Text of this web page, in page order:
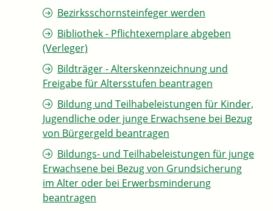
Bezirksschornsteinfeger werden
Bibliothek - Pflichtexemplare abgeben
(Verleger)
Bildträger - Alterskennzeichnung und
Freigabe für Altersstufen beantragen
Bildung und Teilhabeleistungen für Kinder,
Jugendliche oder junge Erwachsene bei Bezug
von Bürgergeld beantragen
Bildungs- und Teilhabeleistungen für junge
Erwachsene bei Bezug von Grundsicherung
im Alter oder bei Erwerbsminderung
beantragen